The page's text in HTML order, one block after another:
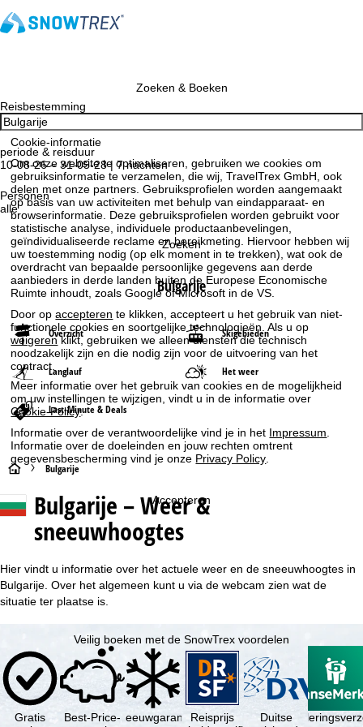
Cookie-informatie
Om onze website te optimaliseren, gebruiken we cookies om
gebruiksinformatie te verzamelen, die wij, TravelTrex GmbH, ook
delen met onze partners. Gebruiksprofielen worden aangemaakt
op basis van uw activiteiten met behulp van eindapparaat- en
browserinformatie. Deze gebruiksprofielen worden gebruikt voor
statistische analyse, individuele productaanbevelingen,
geïndividualiseerde reclame en bereikmeting. Hiervoor hebben wij
uw toestemming nodig (op elk moment in te trekken), wat ook de
overdracht van bepaalde persoonlijke gegevens aan derde
aanbieders in derde landen buiten de Europese Economische
Ruimte inhoudt, zoals Google of Microsoft in de VS.
Door opaccepteren te klikken, accepteert u het gebruik van niet-
functionele cookies en soortgelijke technologieën. Als u op
weigerenklikt, gebruiken we alleen diensten die technisch
noodzakelijk zijn en die nodig zijn voor de uitvoering van het
contract.
Meer informatie over het gebruik van cookies en de mogelijkheid
om uw instellingen te wijzigen, vindt u in de informatie over
Cookie-Policy.
Informatie over de verantwoordelijke vind je in het Impressum.
Informatie over de doeleinden en jouw rechten omtrent
gegevensbescherming vind je onze Privacy Policy.
Accepteren
Zoeken & Boeken
Reisbestemming
periode & reisduur
10-08-26 – 31-05-28 | 7 nachten
Personen
alle
Zoeken
Bulgarije
Overzicht Skigebieden
Langlauf Het weer
Last-Minute & Deals
S
t
r
t
g
Bulgarije
Bulgarije – Weer &
sneeuwhoogtes
Hier vindt u informatie over het actuele weer en de sneeuwhoogtes in
Bulgarije. Over het algemeen kunt u via de webcam zien wat de
situatie ter plaatse is.
Veilig boeken met de SnowTrex voordelen
Gratis
Best-Price-SneeuwgarantieReisprijs
Duitse